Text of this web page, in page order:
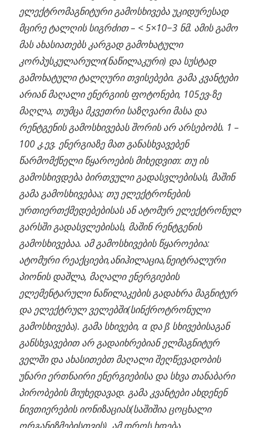
ელექტრომაგნიტური გამოსხივება უკიდურესად
მცირე ტალღის სიგრძით – < 5×10−3 ნმ. ამის გამო
მას ახასიათებს კარგად გამოხატული
კორპუსკულარული(ნაწილაკური) და სუსტად
გამოხატული ტალღური თვისებები. გამა კვანტები
არიან მაღალი ენერგიის ფოტონები, 105ევ-ზე
მაღლა, თუმცა მკვეთრი საზღვარი მასა და
რენტგენის გამოსხივებას შორის არ არსებობს. 1 –
100 კ.ევ. ენერგიაზე მათ განასხვავებენ
წარმომქნელი წყაროების მიხედვით: თუ ის
გამოსხივდება ბირთვული გადასვლებისას, მაშინ
გამა გამოსხივებაა; თუ ელექტრონების
ურთიერთქმედებებისას ან ატომურ ელექტრონულ
გარსში გადასვლებისას, მაშინ რენტგენის
გამოსხივებაა. ამ გამოსხივების წყაროებია:
ატომური რეაქციები,ანიჰილაცია,ნეიტრალური
პიონის დაშლა, მაღალი ენერგიების
ელემენტარული ნაწილაკების გადახრა მაგნიტურ
და ელექტრულ ველებში(სინქროტრონული
გამოსხივება). გამა სხივები, α და ß სხივებისაგან
განსხვავებით არ გადაიხრებიან ელმაგნიტურ
ველში და ახასითებთ მაღალი შეღწევადობის
უნარი ერთნაირი ენერგიებისა და სხვა თანაბარი
პირობების მიუხედავად. გამა კვანტები ახდენენ
ნივთიერების იონიზაციას(საშიშია ცოცხალი